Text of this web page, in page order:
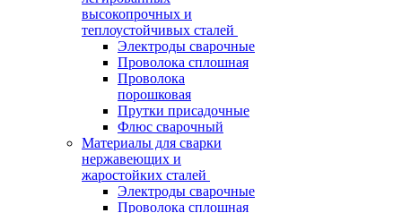
высокопрочных и
теплоустойчивых сталей
Электроды сварочные
Проволока сплошная
Проволока
порошковая
Прутки присадочные
Флюс сварочный
Материалы для сварки
нержавеющих и
жаростойких сталей
Электроды сварочные
Проволока сплошная